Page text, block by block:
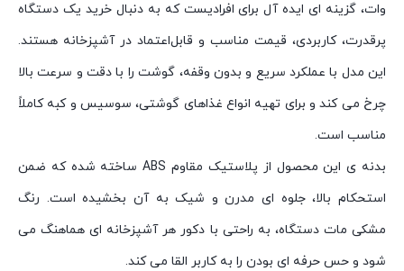
وات، گزینه ای ایده آل برای افرادیست که به دنبال خرید یک دستگاه
پرقدرت، کاربردی، قیمت مناسب و قابل‌اعتماد در آشپزخانه هستند.
این مدل با عملکرد سریع و بدون وقفه، گوشت را با دقت و سرعت بالا
چرخ می کند و برای تهیه انواع غذاهای گوشتی، سوسیس و کبه کاملاً
مناسب است.
بدنه ی این محصول از پلاستیک مقاوم ABS ساخته شده که ضمن
استحکام بالا، جلوه ای مدرن و شیک به آن بخشیده است. رنگ
مشکی مات دستگاه، به راحتی با دکور هر آشپزخانه ای هماهنگ می
شود و حس حرفه ای بودن را به کاربر القا می کند.